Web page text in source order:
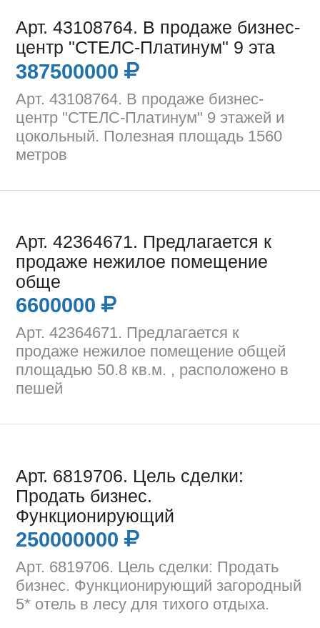
Арт. 43108764. В продаже бизнес-
центр "СТЕЛС-Платинум" 9 эта
387500000
Арт. 43108764. В продаже бизнес-
центр "СТЕЛС-Платинум" 9 этажей и
цокольный. Полезная площадь 1560
метров
Арт. 42364671. Предлагается к
продаже нежилое помещение
обще
6600000
Арт. 42364671. Предлагается к
продаже нежилое помещение общей
площадью 50.8 кв.м. , расположено в
пешей
Арт. 6819706. Цель сделки:
Продать бизнес.
Функционирующий
250000000
Арт. 6819706. Цель сделки: Продать
бизнес. Функционирующий загородный
5* отель в лесу для тихого отдыха.